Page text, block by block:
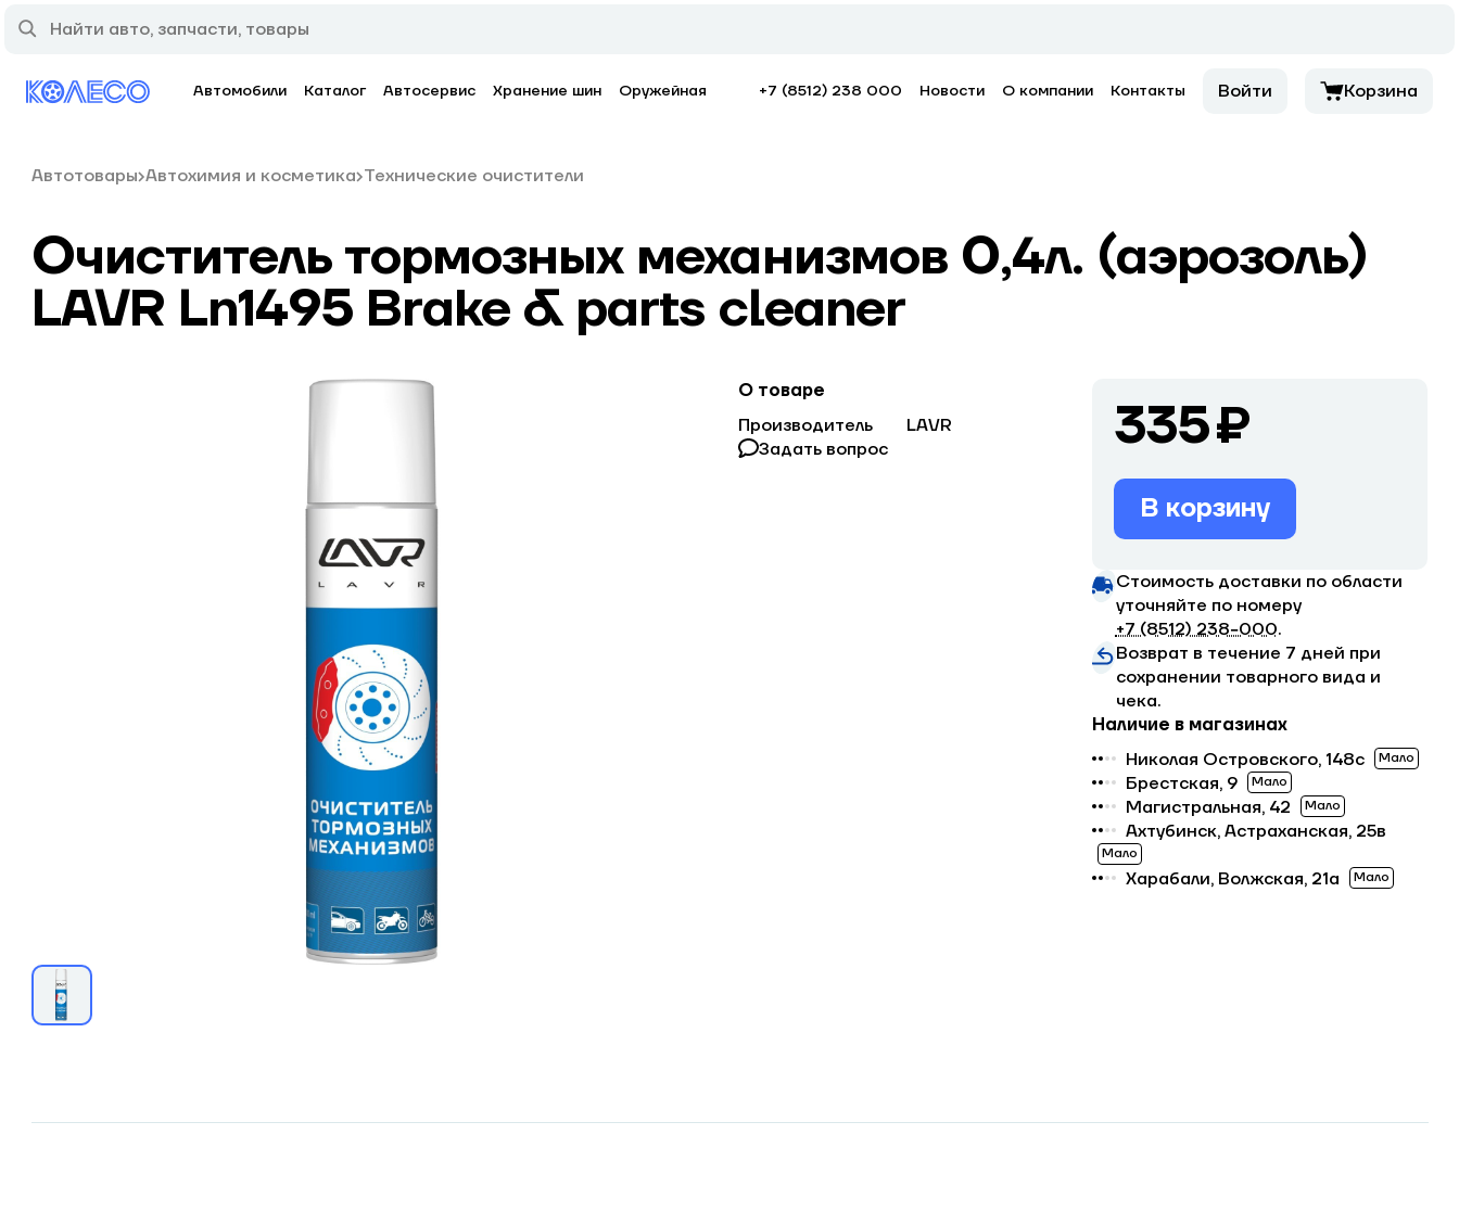
Автомобили Каталог Автосервис Хранение шин Оружейная +7 (8512) 238 000 Новости О компании Контакты Войти Корзина
Автотовары Автохимия и косметика Технические очистители
Очиститель тормозных механизмов 0,4л. (аэрозоль)
LAVR Ln1495 Brake & parts cleaner
О товаре
Производитель
LAVR
Задать вопрос
335 ₽
В корзину
Стоимость доставки по области
уточняйте по номеру
+7 (8512) 238−000.
Возврат в течение 7 дней при
сохранении товарного вида и
чека.
Наличие в магазинах
Николая Островского, 148с
Мало
Брестская, 9 Мало
Магистральная, 42 Мало
Ахтубинск, Астраханская, 25в
Мало
Харабали, Волжская, 21а Мало